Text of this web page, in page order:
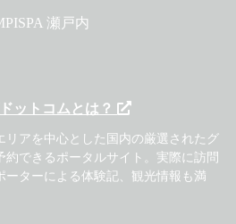
瀬戸内
ットコムとは？
リアを中心とした国内の厳選されたグ
できるポータルサイト。実際に訪問
ーターによる体験記、観光情報も満